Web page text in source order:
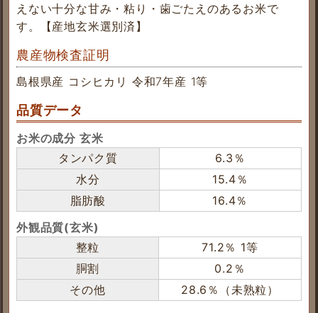
えない十分な甘み・粘り・歯ごたえのあるお米で
す。【産地玄米選別済】
農産物検査証明
島根県産 コシヒカリ 令和7年産 1等
品質データ
お米の成分 玄米
タンパク質
6.3％
水分
15.4％
脂肪酸
16.4％
外観品質(玄米)
整粒
71.2％ 1等
胴割
0.2％
その他
28.6％（未熟粒）